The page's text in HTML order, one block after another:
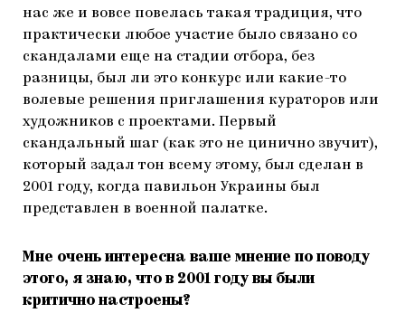
нас же и вовсе повелась такая традиция, что
практически любое участие было связано со
скандалами еще на стадии отбора, без
разницы, был ли это конкурс или какие-то
волевые решения приглашения кураторов или
художников с проектами. Первый
скандальный шаг (как это не цинично звучит),
который задал тон всему этому, был сделан в
2001 году, когда павильон Украины был
представлен в военной палатке.
Мне очень интересна ваше мнение по поводу
этого, я знаю, что в 2001 году вы были
критично настроены?